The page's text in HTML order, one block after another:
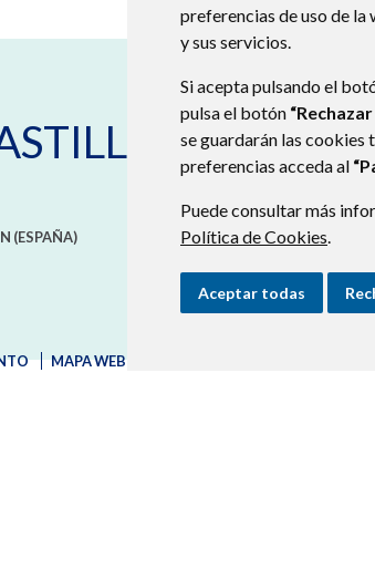
preferencias de uso de la
y sus servicios.
Si acepta pulsando el
pulsa el botón
se guardarán las cookies
preferencias acceda al
Puede consultar más
Política de Cookies.
Aceptar todas
(ESPAÑA)
MAPA WEB